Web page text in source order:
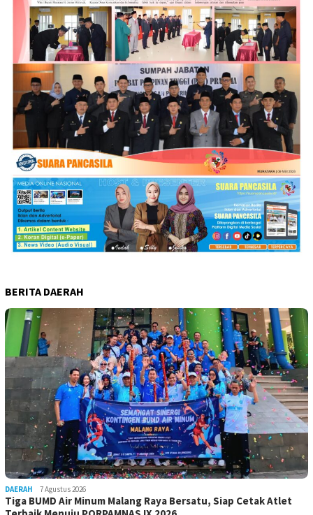
BERITA DAERAH
DAERAH 7 Agustus 2026
Tiga BUMD Air Minum Malang Raya Bersatu, Siap Cetak Atlet